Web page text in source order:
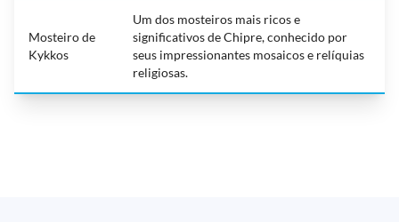
Mosteiro de
Kykkos
Um dos mosteiros mais ricos e
significativos de Chipre, conhecido por
seus impressionantes mosaicos e relíquias
religiosas.